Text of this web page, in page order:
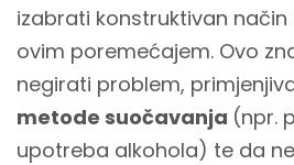
izabrati konstruktivan
ovim poremećajem. Ovo
negirati problem,
metode suočavanja (npr.
upotreba alkohola) te da